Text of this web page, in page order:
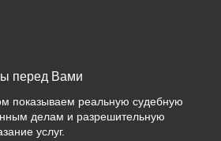
перед Вами
показываем реальную судебную
делам и разрешительную
услуг.